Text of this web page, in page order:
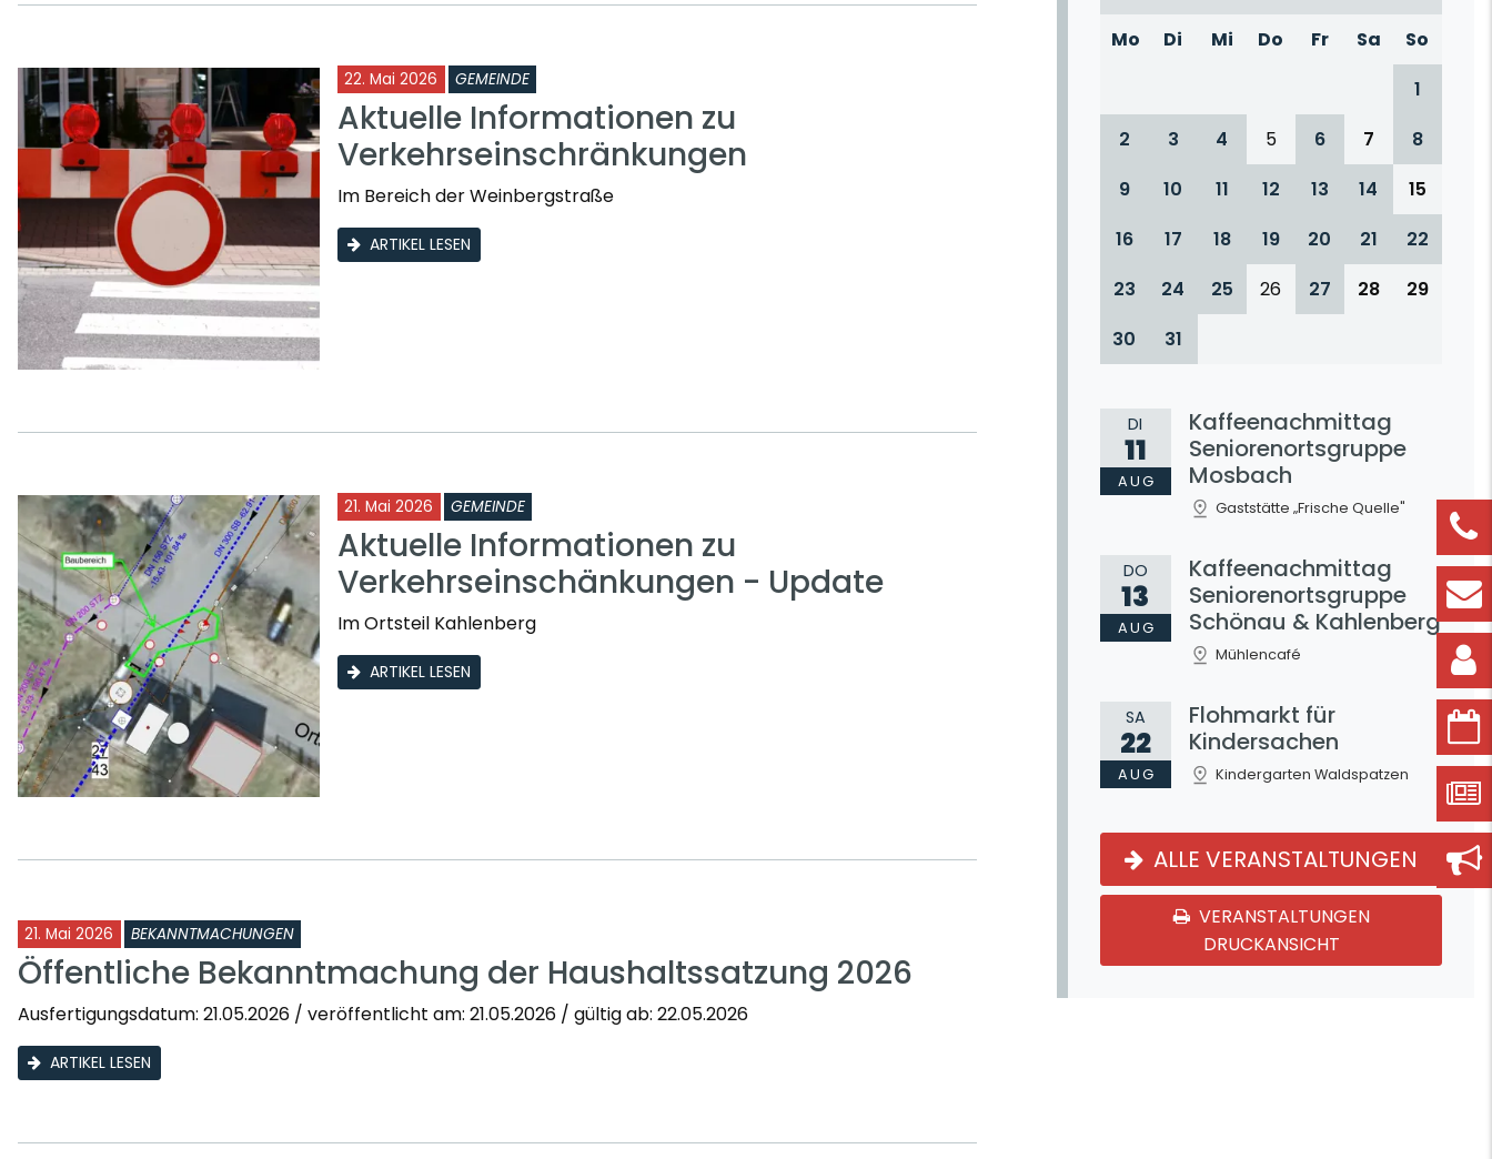
22. Mai 2026 GEMEINDE
Aktuelle Informationen zu
Verkehrseinschränkungen
Im Bereich der Weinbergstraße
ARTIKEL LESEN
21. Mai 2026 GEMEINDE
Aktuelle Informationen zu
Verkehrseinschänkungen - Update
Im Ortsteil Kahlenberg
ARTIKEL LESEN
21. Mai 2026 BEKANNTMACHUNGEN
Öffentliche Bekanntmachung der Haushaltssatzung 2026
Ausfertigungsdatum: 21.05.2026 / veröffentlicht am: 21.05.2026 / gültig ab: 22.05.2026
ARTIKEL LESEN
Mo Di Mi Do Fr Sa
So
1
2
3 4 5 6 7
8
9
10 11 12 13 14
15
16
17 18 19 20 21
22
23
24 25 26 27 28
29
30
31
DI
11
AUG
Kaffeenachmittag
Seniorenortsgruppe
Mosbach
Gaststätte „Frische Quelle"
DO
13
AUG
Kaffeenachmittag
Seniorenortsgruppe
Schönau & Kahlenberg
Mühlencafé
SA
22
AUG
Flohmarkt für
Kindersachen
Kindergarten Waldspatzen
ALLE VERANSTALTUNGEN
VERANSTALTUNGEN
DRUCKANSICHT